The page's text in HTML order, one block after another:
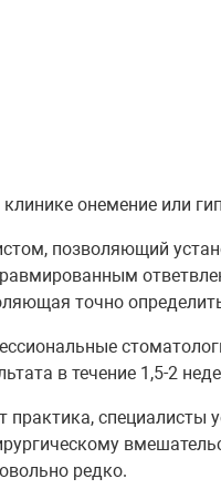
онемение или
позволяющий
точно
в течение 1,5-2
практика,
редко.